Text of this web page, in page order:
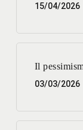
15/04/2026
Il
03/03/2026